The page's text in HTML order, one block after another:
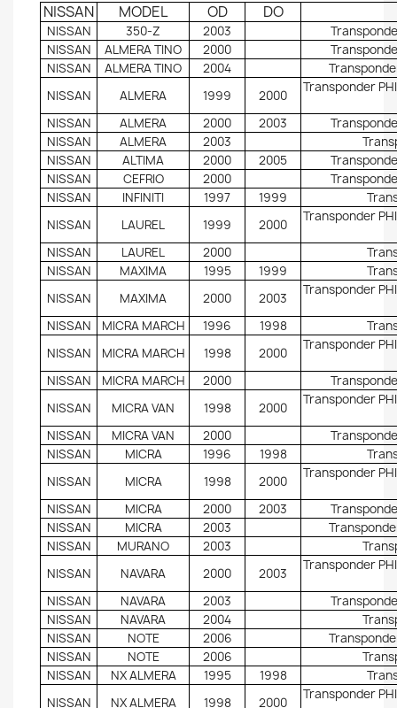
NISSAN MODEL OD DO
NISSAN 350-Z 2003
NISSAN
ALMERA TINO 2000
NISSAN
ALMERA TINO 2004
NISSAN
ALMERA 1999 2000
Transponder
NISSAN ALMERA 2000 2003
NISSAN
ALMERA 2003
NISSAN
ALTIMA 2000 2005
NISSAN
CEFRIO 2000
NISSAN
INFINITI 1997 1999
NISSAN
LAUREL 1999 2000
Transponder
NISSAN LAUREL 2000
NISSAN
MAXIMA 1995 1999
NISSAN
MAXIMA 2000 2003
Transponder
NISSAN MICRA MARCH 1996 1998
NISSAN
MICRA MARCH 1998 2000
Transponder
NISSAN MICRA MARCH 2000
NISSAN
MICRA VAN 1998 2000
Transponder
NISSAN MICRA VAN 2000
NISSAN
MICRA 1996 1998
NISSAN
MICRA 1998 2000
Transponder
NISSAN MICRA 2000 2003
NISSAN
MICRA 2003
NISSAN
MURANO 2003
NISSAN
NAVARA 2000 2003
Transponder
NISSAN NAVARA 2003
NISSAN
NAVARA 2004
NISSAN
NOTE 2006
NISSAN
NOTE 2006
NISSAN
NX ALMERA 1995 1998
NISSAN
NX ALMERA 1998 2000
Transponder